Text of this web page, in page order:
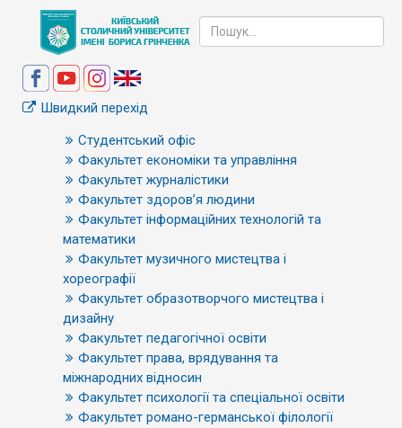
Швидкий перехід
Студентський офіс
Факультет економіки та управління
Факультет журналістики
Факультет здоров’я людини
Факультет інформаційних технологій та
математики
Факультет музичного мистецтва і
хореографії
Факультет образотворчого мистецтва і
дизайну
Факультет педагогічної освіти
Факультет права, врядування та
міжнародних відносин
Факультет психології та спеціальної освіти
Факультет романо-германської філології